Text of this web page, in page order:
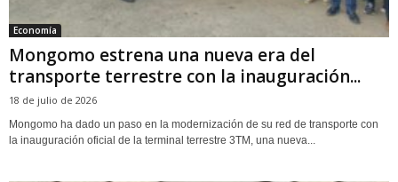
Economía
Mongomo estrena una nueva era del
transporte terrestre con la inauguración...
18 de julio de 2026
Mongomo ha dado un paso en la modernización de su red de transporte con
la inauguración oficial de la terminal terrestre 3TM, una nueva...